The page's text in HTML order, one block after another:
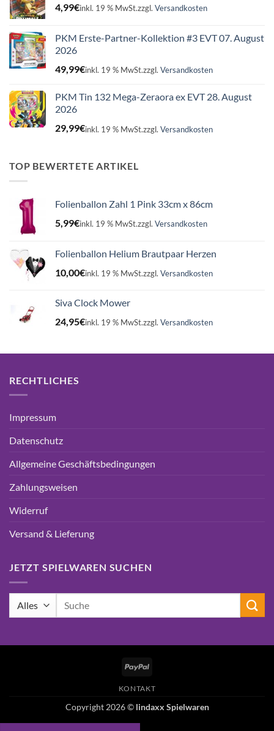
4,99€inkl. 19 % MwSt.zzgl. Versandkosten
PKM Erste-Partner-Kollektion #3 EVT 07. August
2026
49,99€inkl. 19 % MwSt.zzgl. Versandkosten
PKM Tin 132 Mega-Zeraora ex EVT 28. August
2026
29,99€inkl. 19 % MwSt.zzgl. Versandkosten
TOP BEWERTETE ARTIKEL
Folienballon Zahl 1 Pink 33cm x 86cm
5,99€inkl. 19 % MwSt.zzgl. Versandkosten
Folienballon Helium Brautpaar Herzen
10,00€inkl. 19 % MwSt.zzgl. Versandkosten
Siva Clock Mower
24,95€inkl. 19 % MwSt.zzgl. Versandkosten
RECHTLICHES
Impressum
Datenschutz
Allgemeine Geschäftsbedingungen
Zahlungsweisen
Widerruf
Versand & Lieferung
JETZT SPIELWAREN SUCHEN
PayPal
KONTAKT
Copyright 2026 © lindaxx Spielwaren